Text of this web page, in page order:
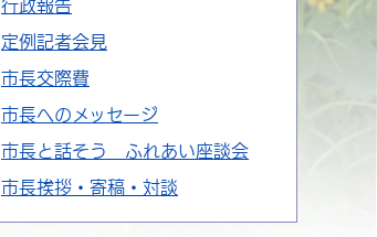
行政報告
定例記者会見
市長交際費
市長へのメッセージ
市長と話そう ふれあい座談会
市長挨拶・寄稿・対談